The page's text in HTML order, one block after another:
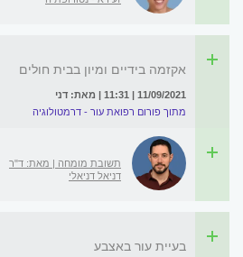
אקזמה בידיים ומיון בבית חולים
11/09/2021 | 11:31 | מאת: דני
מתוך פורום רפואת עור - דרמטולוגיה
תשובת מומחה | מאת: ד"ר
דניאל דניאלי
בעיית עור באצבע